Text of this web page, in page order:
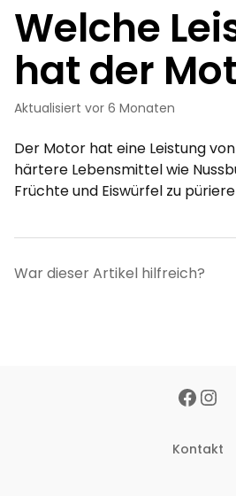
Welche
hat der
Aktualisiert vor 6 Monaten
Der Motor hat eine Leistung
härtere Lebensmittel wie
Früchte und Eiswürfel zu
War dieser Artikel hilfreich?
Kontakt